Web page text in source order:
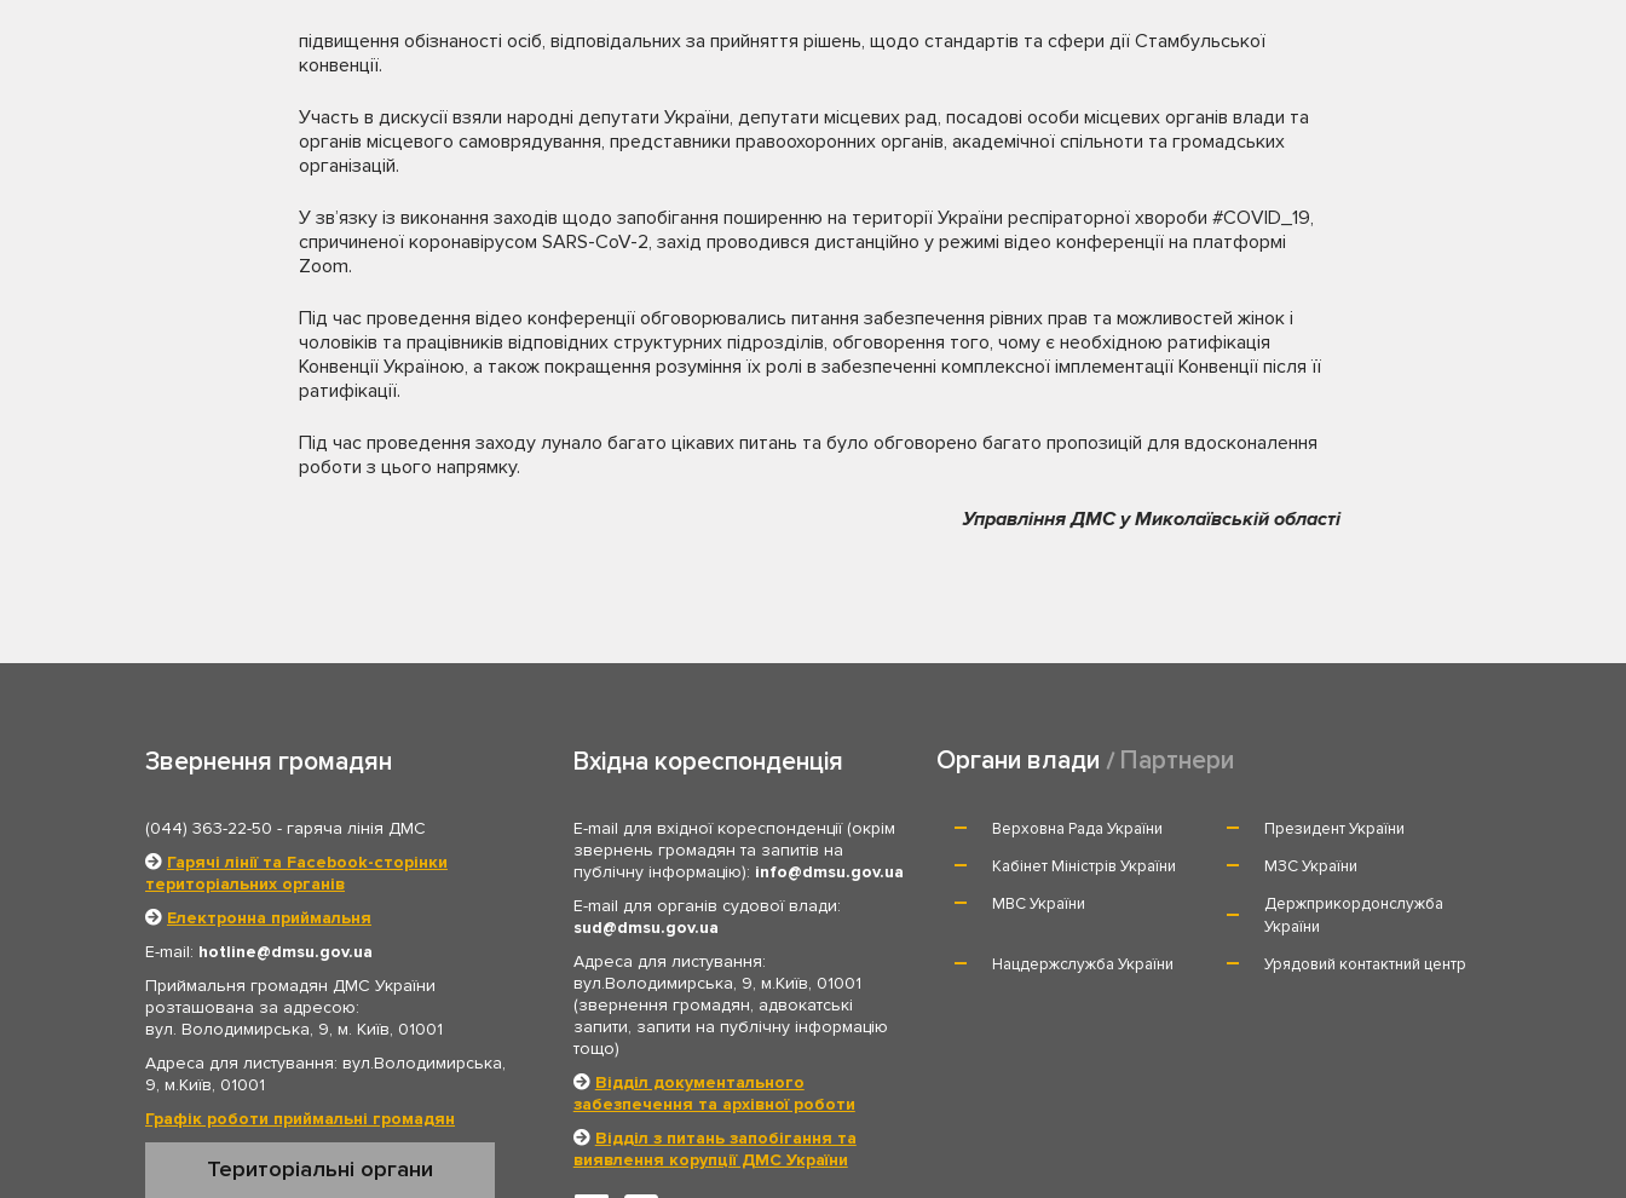
підвищення обізнаності осіб, відповідальних за прийняття рішень, щодо стандартів та сфери дії Стамбульської
конвенції.
Участь в дискусії взяли народні депутати України, депутати місцевих рад, посадові особи місцевих органів влади та
органів місцевого самоврядування, представники правоохоронних органів, академічної спільноти та громадських
організацій.
У звʼязку із виконання заходів щодо запобігання поширенню на території України респіраторної хвороби #COVID_19,
спричиненої коронавірусом SARS-CoV-2, захід проводився дистанційно у режимі відео конференції на платформі
Zoom.
Під час проведення відео конференції обговорювались питання забезпечення рівних прав та можливостей жінок і
чоловіків та працівників відповідних структурних підрозділів, обговорення того, чому є необхідною ратифікація
Конвенції Україною, а також покращення розуміння їх ролі в забезпеченні комплексної імплементації Конвенції після її
ратифікації.
Під час проведення заходу лунало багато цікавих питань та було обговорено багато пропозицій для вдосконалення
роботи з цього напрямку.
Управління ДМС у Миколаївській області
Звернення громадян
(044) 363-22-50 - гаряча лінія ДМС
Гарячі лінії та Facebook-сторінки
територіальних органів
Електронна приймальня
E-mail: hotline
dmsu.gov.ua
Приймальня громадян ДМС України
розташована за адресою:
вул. Володимирська, 9, м. Київ, 01001
Адреса для листування: вул.Володимирська,
9, м.Київ, 01001
Графік роботи приймальні громадян
Територіальні органи
Вхідна кореспонденція
E-mail для вхідної кореспонденції (окрім
звернень громадян та запитів на
публічну інформацію): info
dmsu.gov.ua
E-mail для органів судової влади:
sud
dmsu.gov.ua
Адреса для листування:
вул.Володимирська, 9, м.Київ, 01001
(звернення громадян, адвокатські
запити, запити на публічну інформацію
тощо)
Відділ документального
забезпечення та архівної роботи
Відділ з питань запобігання та
виявлення корупції ДМС України
Органи влади Партнери
Верховна Рада України
Президент України
Кабінет Міністрів України
МЗС України
МВС України
Держприкордонслужба
України
Нацдержслужба України
Урядовий контактний центр